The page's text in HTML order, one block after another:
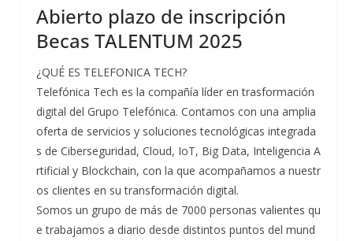
Abierto plazo de inscripción
Becas TALENTUM 2025
¿QUÉ ES TELEFONICA TECH?
Telefónica Tech es la compañía líder en trasformación
digital del Grupo Telefónica. Contamos con una amplia
oferta de servicios y soluciones tecnológicas integrada
s de Ciberseguridad, Cloud, IoT, Big Data, Inteligencia A
rtificial y Blockchain, con la que acompañamos a nuestr
os clientes en su transformación digital.
Somos un grupo de más de 7000 personas valientes qu
e trabajamos a diario desde distintos puntos del mund